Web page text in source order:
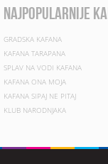
najpopularnije
GRADSKA KAFANA
KAFANA TARAPANA
SPLAV NA VODI KAFANA
KAFANA ONA MOJA
KAFANA SIPAJ NE PITAJ
KLUB NARODNJAKA